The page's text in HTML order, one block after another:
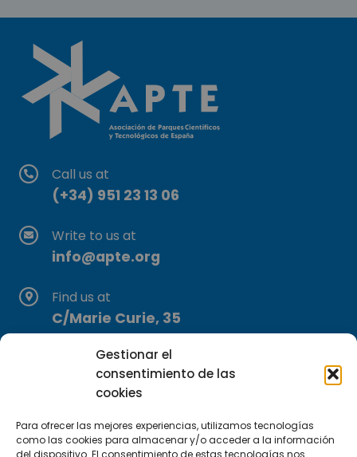
Gestionar el
consentimiento de las
cookies
Para ofrecer las mejores experiencias, utilizamos tecnologías
como las cookies para almacenar y/o acceder a la información
del dispositivo. El consentimiento de estas tecnologías nos
Call us at
(+34) 951 23 13 06
Write to us at
info@apte.org
Find us at
C/Marie Curie, 35
29590 Campanillas, Málaga